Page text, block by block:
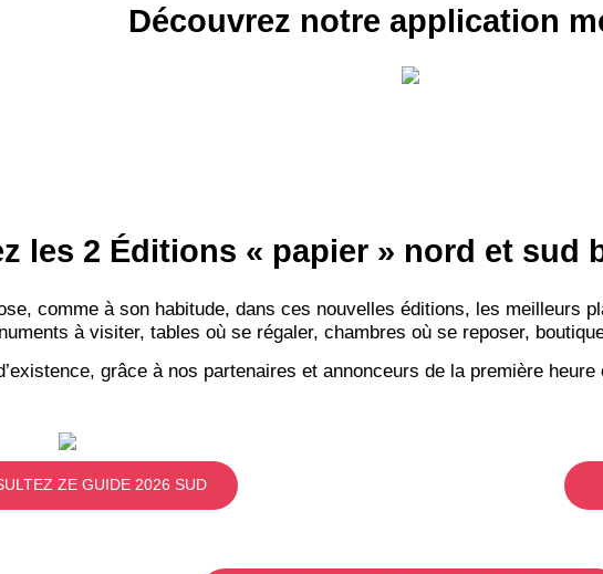
Découvrez notre application
les 2 Éditions « papier » nord et sud
comme à son habitude, dans ces nouvelles éditions, les meilleurs
à visiter, tables où se régaler, chambres où se reposer,
grâce à nos partenaires et annonceurs de la première
ZE GUIDE 2026 SUD